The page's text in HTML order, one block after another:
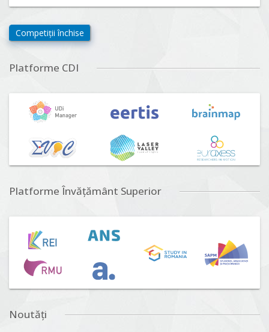
biodiversitate, consecințe socio-ecologice și traiectorii
viitoare", Competiția 2026
n°5 (DUT-2026)
Lansare:01 Septembrie 2026
Competiții închise
Platforme CDI
Platforme Învățământ Superior
Noutăți